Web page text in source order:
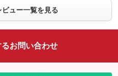
ュー一覧を見る
お問い合わせ